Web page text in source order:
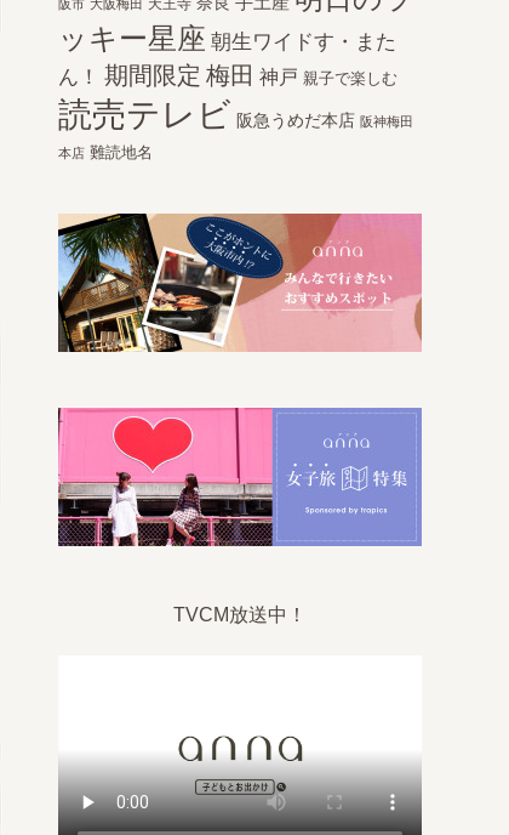
阪市 大阪梅田
ッキー星座 朝生ワイドす・また
ん！ 期間限定 梅田 神戸 親子で楽しむ
読売テレビ 阪急うめだ本店 阪神梅田
本店 難読地名
TVCM放送中！